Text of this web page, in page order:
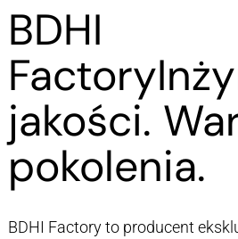
BDHI
Factory
jakości.
pokolenia.
BDHI Factory to producent